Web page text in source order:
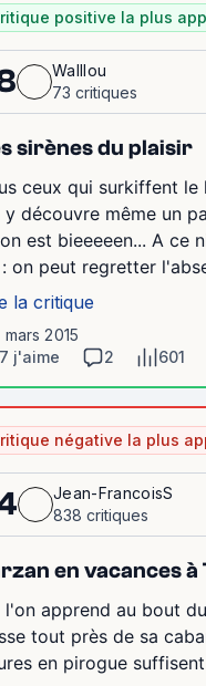
positive la plus
Walllou
73 critiques
sirènes du plaisir
ceux qui surkiffent
y découvre même un
est bieeeeen... A ce
on peut regretter
la critique
mars 2015
7 j'aime
2 601
négative la plus
Jean-FrancoisS
838 critiques
en vacances à
l'on apprend au bout
tout près de sa
en pirogue